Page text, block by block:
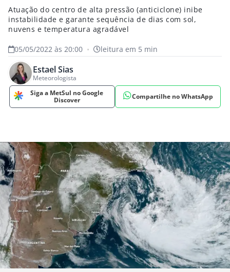
Atuação do centro de alta pressão (anticiclone) inibe
instabilidade e garante sequência de dias com sol,
nuvens e temperatura agradável
05/05/2022 às 20:00 • leitura em 5 min
Estael Sias
Meteorologista
Siga a MetSul no Google
Discover
Compartilhe no WhatsApp